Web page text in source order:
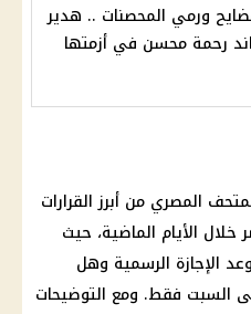
ورمي المحصنات .. هدير
رحمة محسن في أزمتها
المصري من أبرز القرارات
الأيام الماضية، حيث
الإجازة الرسمية وهل
السبت فقط. ومع التوضيحات